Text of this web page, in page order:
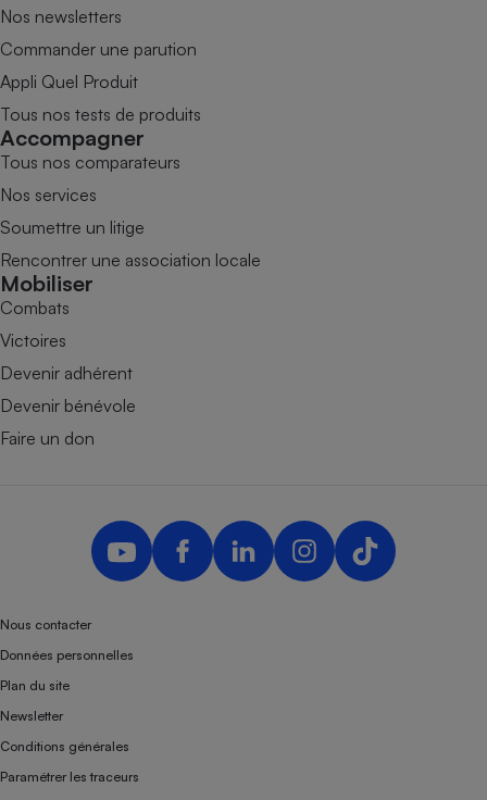
Nos newsletters
Commander une parution
Appli Quel Produit
Tous nos tests de produits
Accompagner
Tous nos comparateurs
Nos services
Soumettre un litige
Rencontrer une association locale
Mobiliser
Combats
Victoires
Devenir adhérent
Devenir bénévole
Faire un don
Nous contacter
Données personnelles
Plan du site
Newsletter
Conditions générales
Paramétrer les traceurs